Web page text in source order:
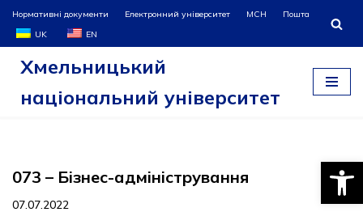
Перейти
до
Нормативні документи Електронний університет МСН
Пошта
UK
EN
Хмельницький
національний університет
073 – Бізнес-адміністрування
07.07.2022